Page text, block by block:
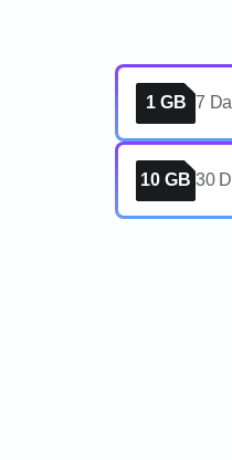
1 GB 7
10 GB 30